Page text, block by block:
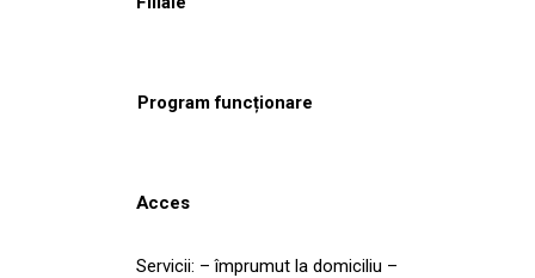
Program funcționare
Acces
Servicii: – împrumut la domiciliu –